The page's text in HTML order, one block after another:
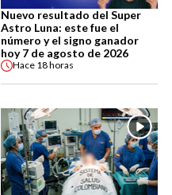
Nuevo resultado del Super
Astro Luna: este fue el
número y el signo ganador
hoy 7 de agosto de 2026
Hace 18 horas